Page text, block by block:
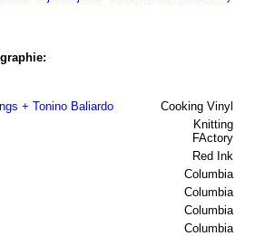
+ Tonino Baliardo
Cooking Vinyl
Knitting
FActory
Red Ink
Columbia
Columbia
Columbia
Columbia